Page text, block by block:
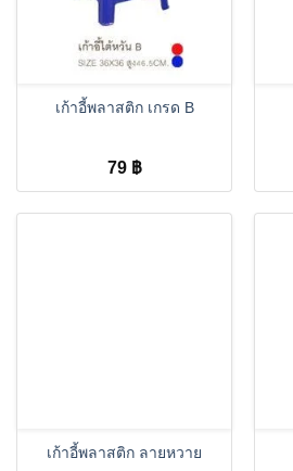
เก้าอี้พลาสติก เกรด B
79 ฿
เก้าอี้พลาสติก ลายหวาย